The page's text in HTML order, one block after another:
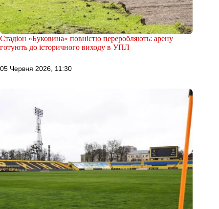
Стадіон «Буковина» повністю переробляють: арену
готують до історичного виходу в УПЛ
05 Червня 2026, 11:30